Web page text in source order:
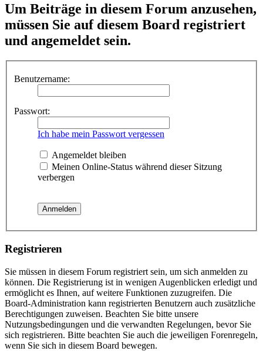
Um Beiträge in diesem Forum anzusehen,
müssen Sie auf diesem Board registriert
und angemeldet sein.
Benutzername:
Passwort:
Ich habe mein Passwort vergessen
Angemeldet bleiben
Meinen Online-Status während dieser Sitzung
verbergen
Registrieren
Sie müssen in diesem Forum registriert sein, um sich anmelden zu
können. Die Registrierung ist in wenigen Augenblicken erledigt und
ermöglicht es Ihnen, auf weitere Funktionen zuzugreifen. Die
Board-Administration kann registrierten Benutzern auch zusätzliche
Berechtigungen zuweisen. Beachten Sie bitte unsere
Nutzungsbedingungen und die verwandten Regelungen, bevor Sie
sich registrieren. Bitte beachten Sie auch die jeweiligen Forenregeln,
wenn Sie sich in diesem Board bewegen.